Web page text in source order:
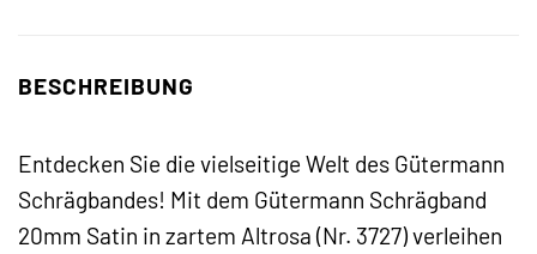
BESCHREIBUNG
Entdecken Sie die vielseitige Welt des Gütermann
Schrägbandes! Mit dem Gütermann Schrägband
20mm Satin in zartem Altrosa (Nr. 3727) verleihen